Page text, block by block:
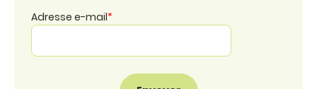
Adresse e-mail*